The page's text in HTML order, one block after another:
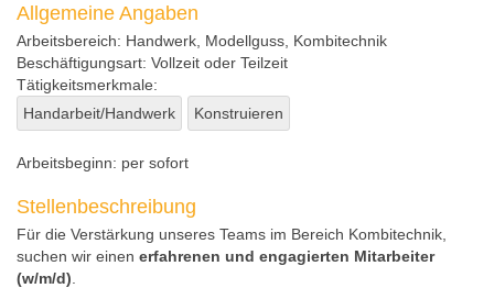
Allgemeine Angaben
Arbeitsbereich: Handwerk , Modellguss, Kombitechnik
Beschäftigungsart: Vollzeit oder Teilzeit
Tätigkeitsmerkmale:
Handarbeit/Handwerk
Konstruieren
Arbeitsbeginn: per sofort
Stellenbeschreibung
Für die Verstärkung unseres Teams im Bereich Kombitechnik,
suchen wir einen erfahrenen und engagierten Mitarbeiter
(w/m/d)